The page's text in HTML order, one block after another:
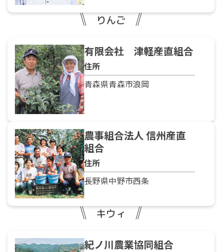
りんご
有限会社 津軽産直組合
住所
青森県青森市浪岡
農事組合法人 信州産直
組合
住所
長野県中野市西条
キウィ
紀ノ川農業協同組合